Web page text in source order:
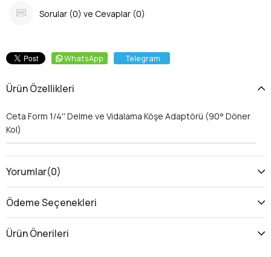
Sorular (0) ve Cevaplar (0)
WhatsApp Telegram
Ürün Özellikleri
Ceta Form 1/4'' Delme ve Vidalama Köşe Adaptörü (90° Döner
Kol)
Yorumlar(0)
Ödeme Seçenekleri
Ürün Önerileri